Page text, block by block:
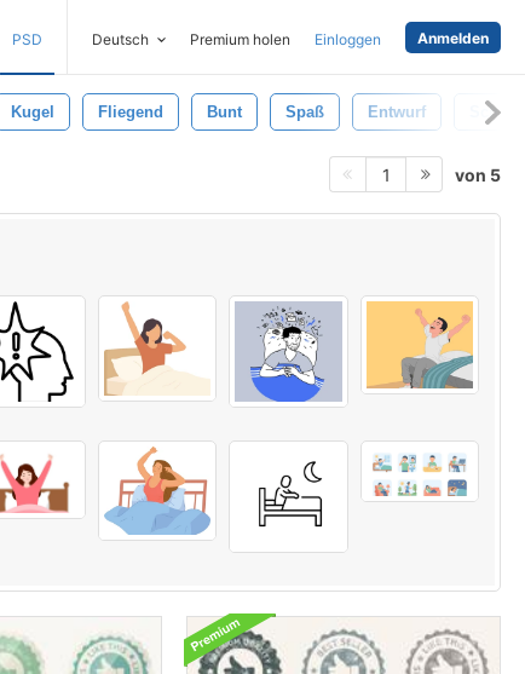
PSD Deutsch Premium holen Einloggen Anmelden
Kugel Fliegend Bunt Spaß Entwurf
1 von 5